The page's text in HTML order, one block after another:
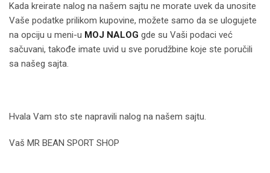
Kada kreirate nalog na našem sajtu ne morate uvek da unosite
Vaše podatke prilikom kupovine, možete samo da se ulogujete
na opciju u meni-u MOJ NALOG gde su Vaši podaci već
sačuvani, takođe imate uvid u sve porudžbine koje ste poručili
sa našeg sajta.
Hvala Vam sto ste napravili nalog na našem sajtu.
Vaš MR BEAN SPORT SHOP